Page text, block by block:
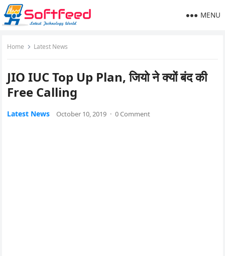
MENU
Home Latest News
JIO IUC Top Up Plan, जियो ने क्यों बंद की
Free Calling
Latest News October 10, 2019 · 0 Comment